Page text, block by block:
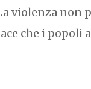
violenza non
che i popoli